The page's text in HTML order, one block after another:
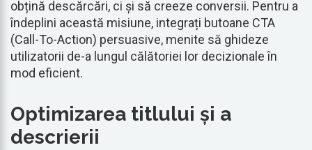
obțină descărcări, ci și să creeze conversii. Pentru a
îndeplini această misiune, integrați butoane CTA
(Call-To-Action) persuasive, menite să ghideze
utilizatorii de-a lungul călătoriei lor decizionale în
mod eficient.
Optimizarea titlului și a
descrierii